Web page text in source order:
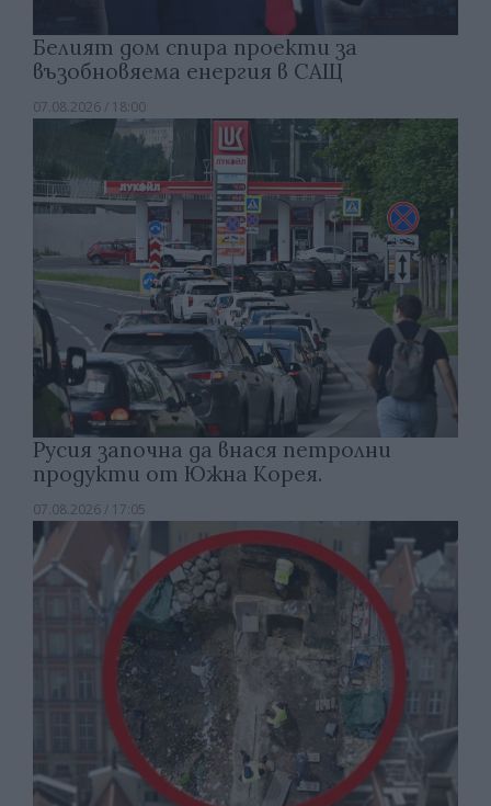
Белият дом спира проекти за
възобновяема енергия в САЩ
07.08.2026 / 18:00
Русия започна да внася петролни
продукти от Южна Корея.
07.08.2026 / 17:05